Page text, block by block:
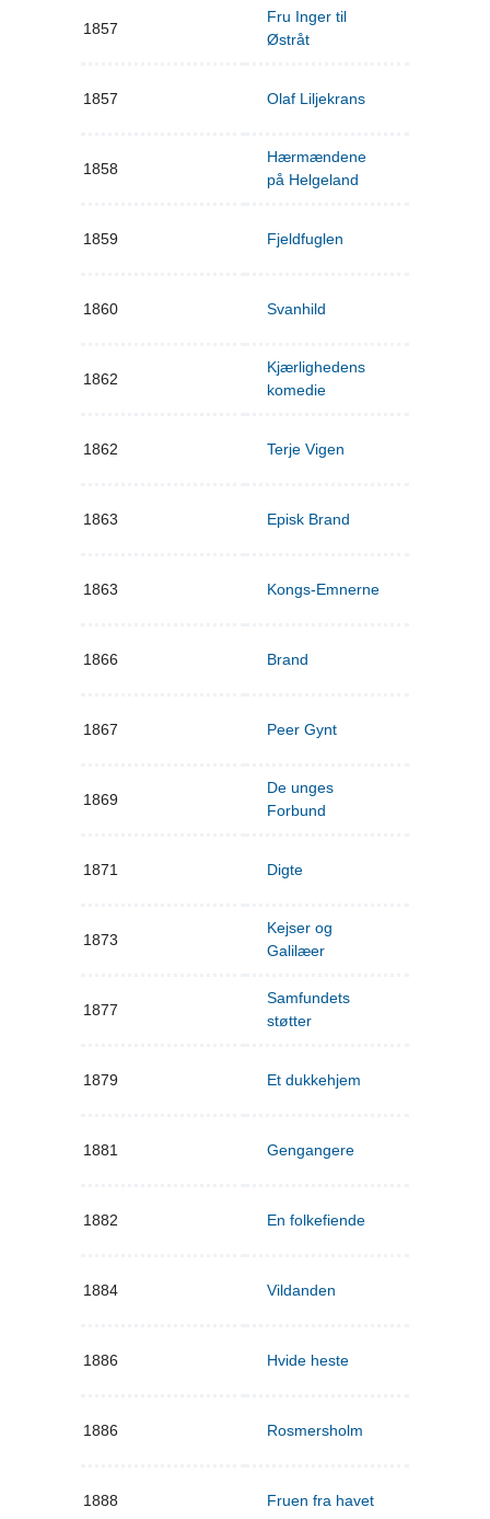
1857
Fru Inger til
Østråt
1857 Olaf Liljekrans
1858
Hærmændene
på Helgeland
1859 Fjeldfuglen
1860 Svanhild
1862
Kjærlighedens
komedie
1862 Terje Vigen
1863 Episk Brand
1863 Kongs-Emnerne
1866 Brand
1867 Peer Gynt
1869
De unges
Forbund
1871 Digte
1873
Kejser og
Galilæer
1877
Samfundets
støtter
1879 Et dukkehjem
1881 Gengangere
1882 En folkefiende
1884 Vildanden
1886 Hvide heste
1886 Rosmersholm
1888 Fruen fra havet